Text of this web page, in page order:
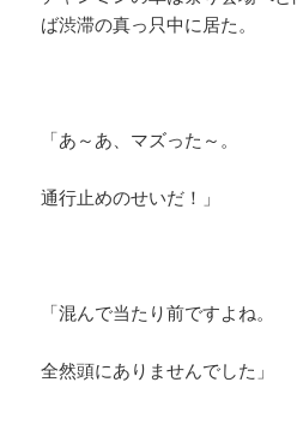
ば渋滞の真っ只中に居た。
「あ～あ、マズった～。
通行止めのせいだ！」
「混んで当たり前ですよね。
全然頭にありませんでした」